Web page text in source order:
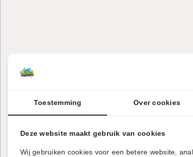
Toestemming Over cookies
Deze website maakt gebruik van cookies
Wij gebruiken cookies voor een betere website,